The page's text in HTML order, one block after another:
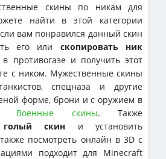
скины по никам для
найти в этой категории
вам понравился данный скин
его или скопировать ник
противогазе и получить этот
с ником. Мужественные скины
спецназа и другие
форме, брони и с оружием в
Военные скины. Также
голый скин и установить
посмотреть онлайн в 3D с
подходит для Minecraft